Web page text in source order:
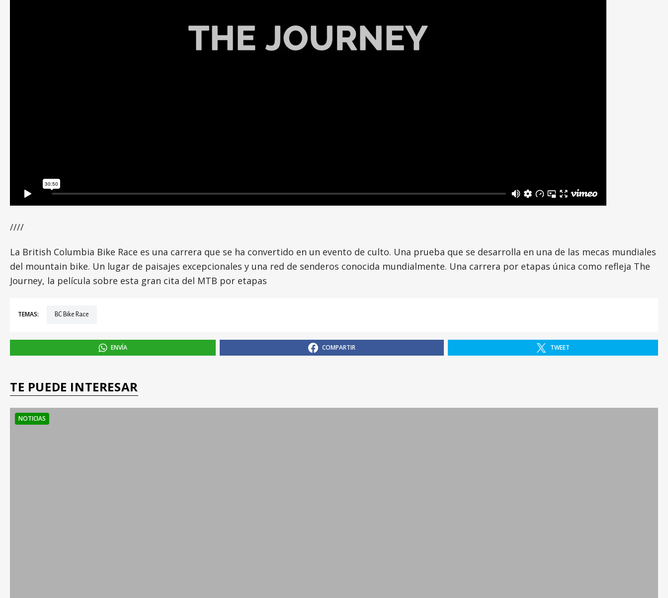
////
La British Columbia Bike Race es una carrera que se ha convertido en un evento de culto. Una prueba que se desarrolla en una de las mecas mundiales
del mountain bike. Un lugar de paisajes excepcionales y una red de senderos conocida mundialmente. Una carrera por etapas única como refleja The
Journey, la película sobre esta gran cita del MTB por etapas
TEMAS: BC Bike Race
ENVÍA COMPARTIR TWEET
TE PUEDE INTERESAR
NOTICIAS